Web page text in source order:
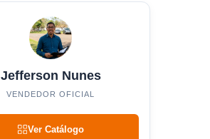
Jefferson Nunes
VENDEDOR OFICIAL
Ver Catálogo